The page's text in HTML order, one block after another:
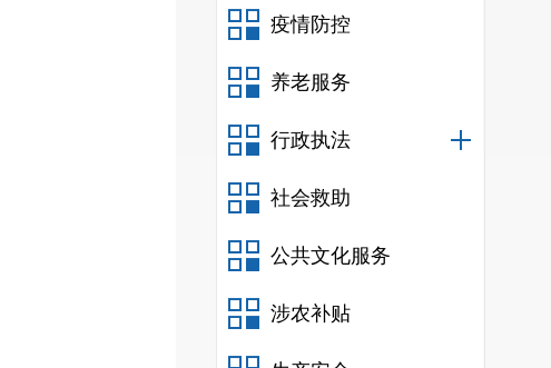
疫情防控
养老服务
行政执法
社会救助
公共文化服务
涉农补贴